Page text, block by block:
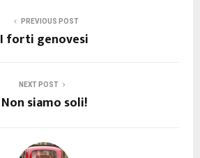
PREVIOUS POST
I forti genovesi
NEXT POST
Non siamo soli!